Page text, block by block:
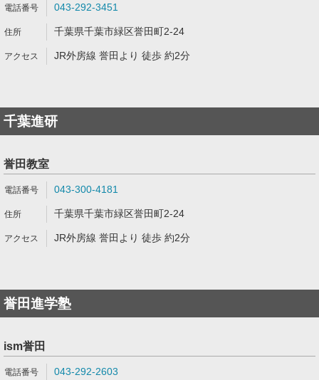
043-292-3451
千葉県千葉市緑区誉田町2-24
JR外房線 誉田より 徒歩 約2分
千葉進研
誉田教室
043-300-4181
千葉県千葉市緑区誉田町2-24
JR外房線 誉田より 徒歩 約2分
誉田進学塾
ism誉田
043-292-2603